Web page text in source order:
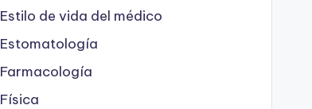
Estilo de vida del médico
Estomatología
Farmacología
Física